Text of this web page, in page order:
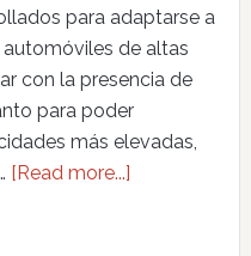
para adaptarse a
de altas
con la presencia de
para poder
más elevadas,
[Read more...]